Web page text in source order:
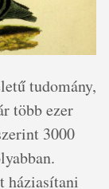
tudomány,
több ezer
3000
háziasítani